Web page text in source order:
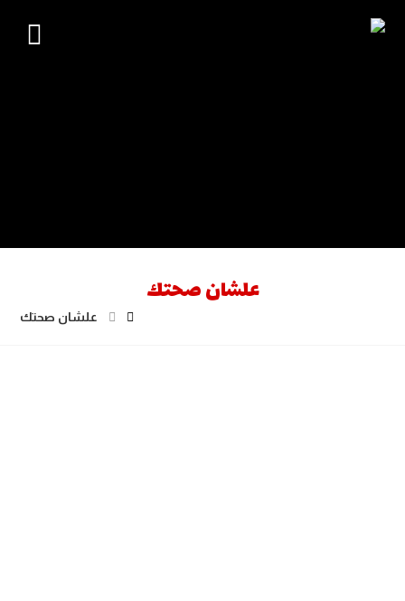
علشان صحتك
علشان صحتك